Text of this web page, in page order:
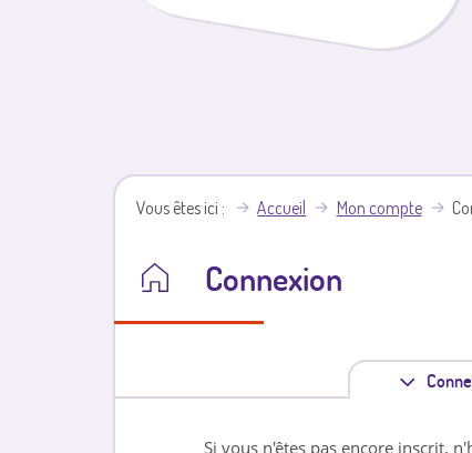
Vous êtes ici Accueil Mon compte
Connexion
Si vous n'êtes pas encore inscrit,